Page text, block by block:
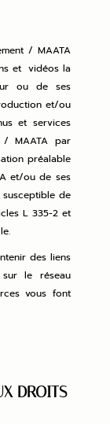
/ MAATA
et vidéos la
ou de ses
et/ou
et services
MAATA par
préalable
et/ou de ses
de
L 335-2 et
des liens
sur le réseau
vous font
DROITS